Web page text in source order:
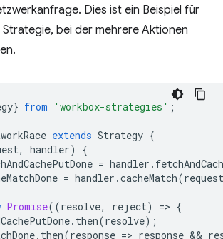
Dies ist ein Beispiel für
bei der mehrere Aktionen
} from 'workbox-strategies' ;
extends Strategy {
, handler)
{
= handler .
= handler .cacheMatch(request
Promise((resolve, reject) => {
. then(resolve);
. then(response => response &&